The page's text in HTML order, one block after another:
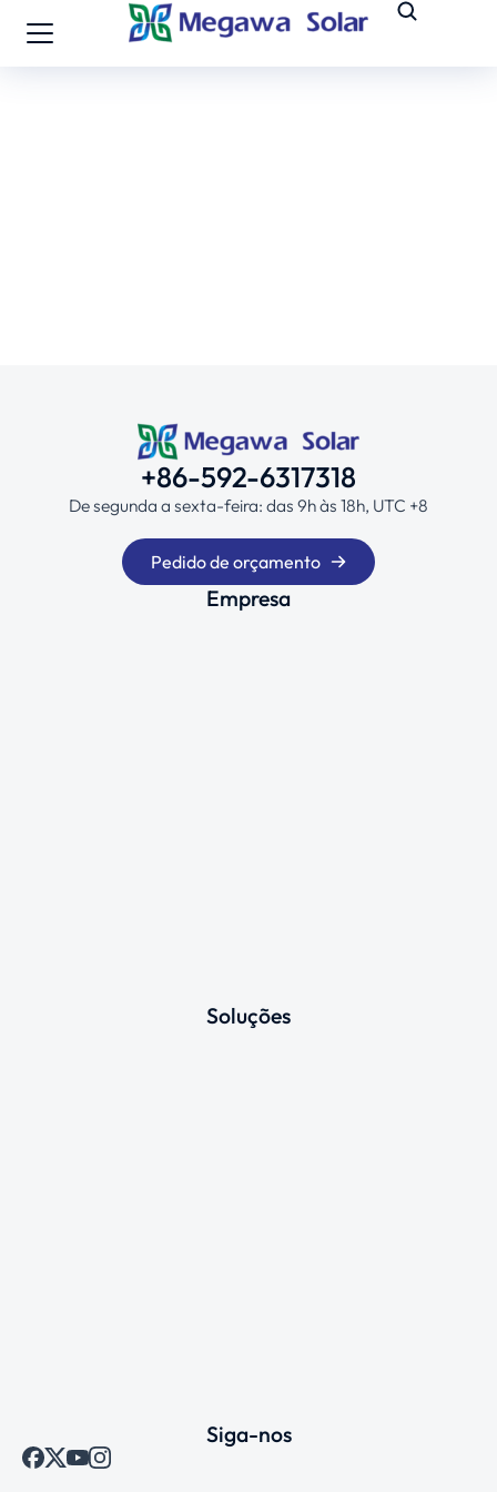
+86-592-6317318
De segunda a sexta-feira: das 9h às 18h, UTC +8
Pedido de orçamento
Empresa
Soluções
Siga-nos